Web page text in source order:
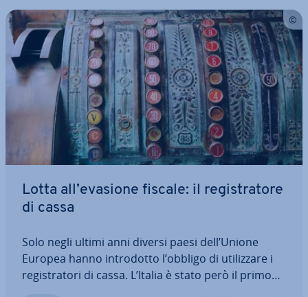
Lotta all’evasione fiscale: il re­gi­stra­to­re
di cassa
Solo negli ultimi anni diversi paesi dell’Unione
Europea hanno in­tro­dot­to l’obbligo di uti­liz­za­re i
re­gi­stra­to­ri di cassa. L’Italia è stato però il primo